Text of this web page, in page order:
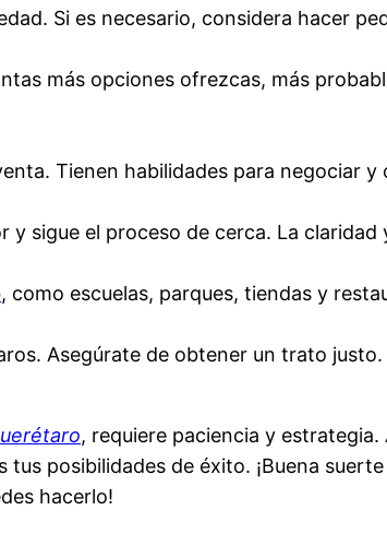
Si es necesario, considera hacer
más opciones ofrezcas, más
Tienen habilidades para negociar
sigue el proceso de cerca. La claridad
, como escuelas, parques, tiendas y
Asegúrate de obtener un trato justo.
, requiere paciencia y
posibilidades de éxito. ¡Buena
hacerlo!